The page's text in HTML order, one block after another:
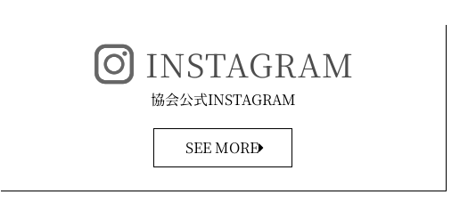
INSTAGRAM
協会公式INSTAGRAM
SEE MORE